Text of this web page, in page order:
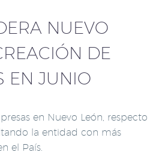
NUEVO
DE
EN JUNIO
en Nuevo León, respecto
la entidad con más
el País.